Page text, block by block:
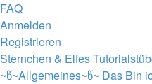
FAQ
Anmelden
Registrieren
Sternchen & Elfes
~წ~Allgemeines~წ~ Das Bin